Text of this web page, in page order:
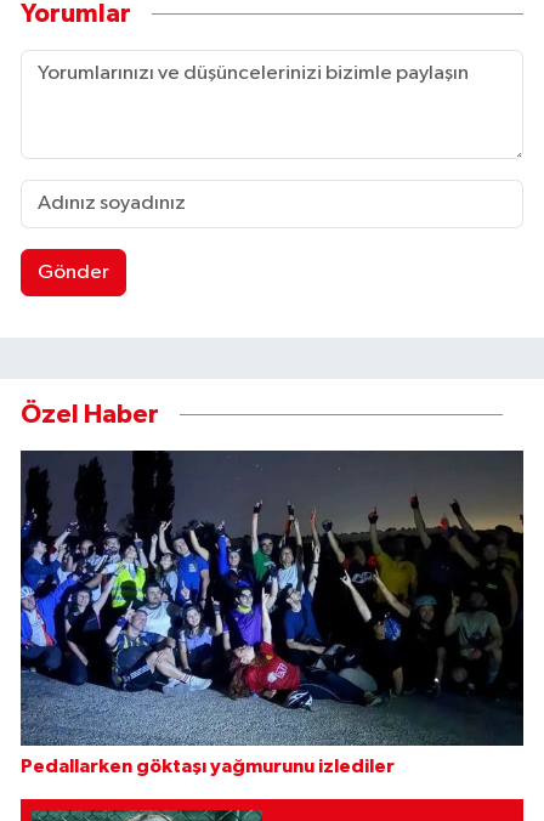
Yorumlar
Gönder
Özel Haber
Pedallarken göktaşı yağmurunu izlediler